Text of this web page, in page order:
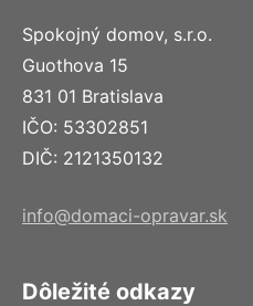
Spokojný domov, s.r.o.
Guothova 15
831 01 Bratislava
IČO: 53302851
DIČ: 2121350132
info@domaci-opravar.sk
Dôležité odkazy